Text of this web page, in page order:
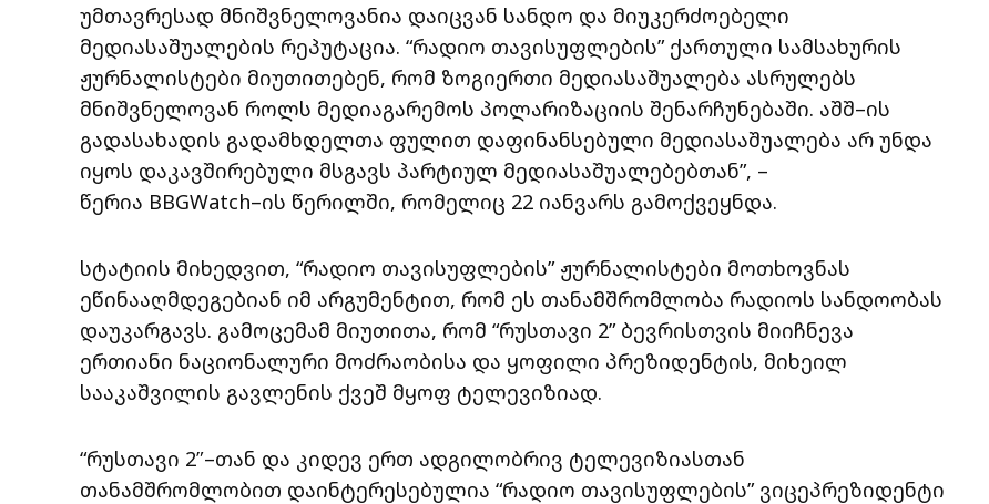
უმთავრესად მნიშვნელოვანია დაიცვან სანდო და მიუკერძოებელი
მედიასაშუალების რეპუტაცია. “რადიო თავისუფლების” ქართული სამსახურის
ჟურნალისტები მიუთითებენ, რომ ზოგიერთი მედიასაშუალება ასრულებს
მნიშვნელოვან როლს მედიაგარემოს პოლარიზაციის შენარჩუნებაში. აშშ–ის
გადასახადის გადამხდელთა ფულით დაფინანსებული მედიასაშუალება არ უნდა
იყოს დაკავშირებული მსგავს პარტიულ მედიასაშუალებებთან”, –
წერია BBGWatch–ის წერილში, რომელიც 22 იანვარს გამოქვეყნდა.
სტატიის მიხედვით, “რადიო თავისუფლების” ჟურნალისტები მოთხოვნას
ეწინააღმდეგებიან იმ არგუმენტით, რომ ეს თანამშრომლობა რადიოს სანდოობას
დაუკარგავს. გამოცემამ მიუთითა, რომ “რუსთავი 2” ბევრისთვის მიიჩნევა
ერთიანი ნაციონალური მოძრაობისა და ყოფილი პრეზიდენტის, მიხეილ
სააკაშვილის გავლენის ქვეშ მყოფ ტელევიზიად.
“რუსთავი 2″–თან და კიდევ ერთ ადგილობრივ ტელევიზიასთან
თანამშრომლობით დაინტერესებულია “რადიო თავისუფლების” ვიცეპრეზიდენტი